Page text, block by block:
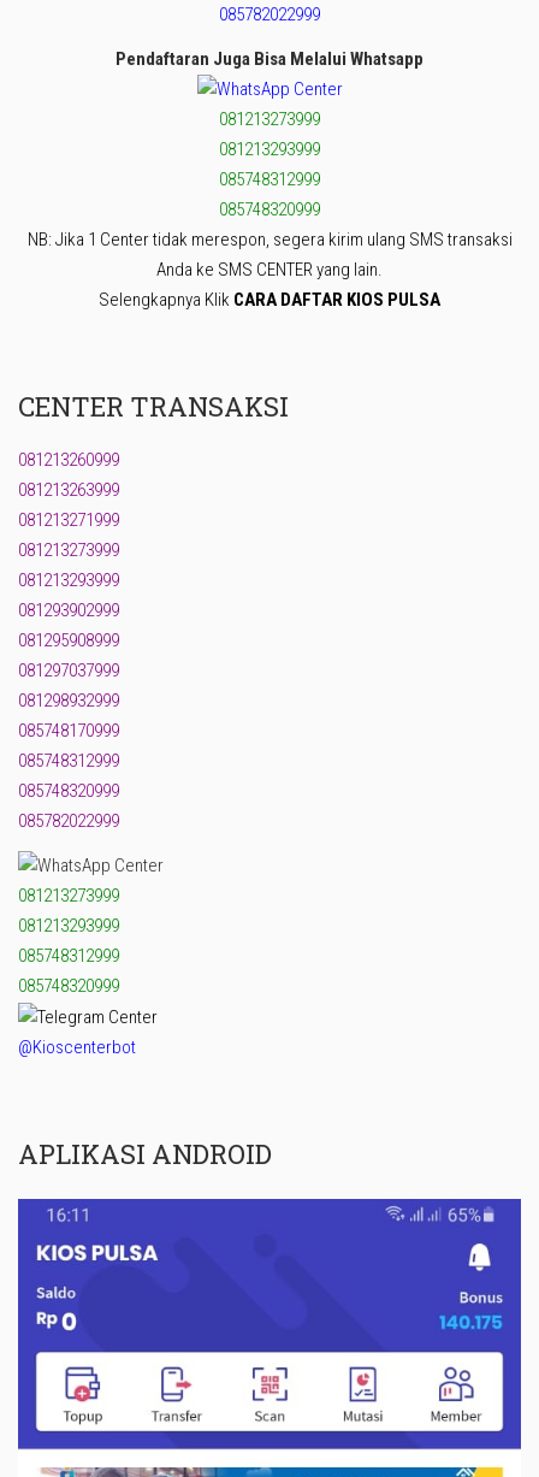
085782022999
Pendaftaran Juga Bisa Melalui Whatsapp
081213273999
081213293999
085748312999
085748320999
NB: Jika 1 Center tidak merespon, segera kirim ulang SMS transaksi
Anda ke SMS CENTER yang lain.
Selengkapnya Klik CARA DAFTAR KIOS PULSA
CENTER TRANSAKSI
081213260999
081213263999
081213271999
081213273999
081213293999
081293902999
081295908999
081297037999
081298932999
085748170999
085748312999
085748320999
085782022999
081213273999
081213293999
085748312999
085748320999
@Kioscenterbot
APLIKASI ANDROID